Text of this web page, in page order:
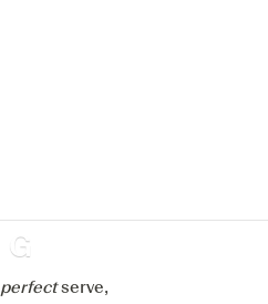
Ginventory
perfectserve,